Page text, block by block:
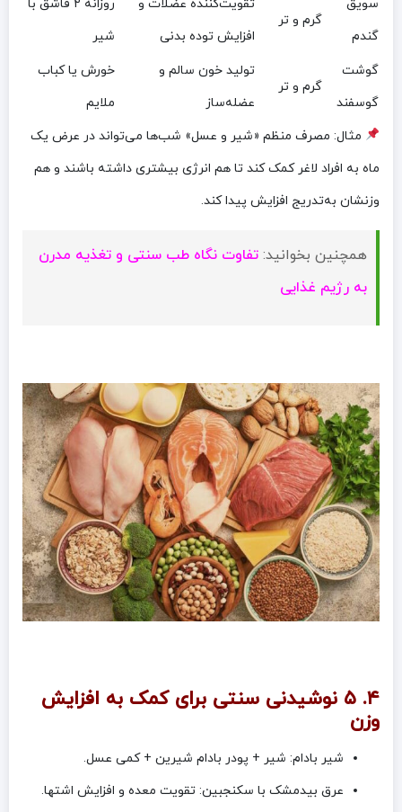
سویق
گندم
گرم و تر
تقویت‌کننده عضلات و
افزایش توده بدنی
روزانه ۲ قاشق با
شیر
گوشت
گوسفند
گرم و تر
تولید خون سالم و
عضله‌ساز
خورش یا کباب
ملایم
مثال: مصرف منظم «شیر و عسل» شب‌ها می‌تواند در عرض یک
ماه به افراد لاغر کمک کند تا هم انرژی بیشتری داشته باشند و هم
وزنشان به‌تدریج افزایش پیدا کند.
همچنین بخوانید: تفاوت نگاه طب سنتی و تغذیه مدرن
به رژیم غذایی
۴. ۵ نوشیدنی سنتی برای کمک به افزایش
وزن
شیر بادام: شیر + پودر بادام شیرین + کمی عسل.
عرق بیدمشک با سکنجبین: تقویت معده و افزایش اشتها.